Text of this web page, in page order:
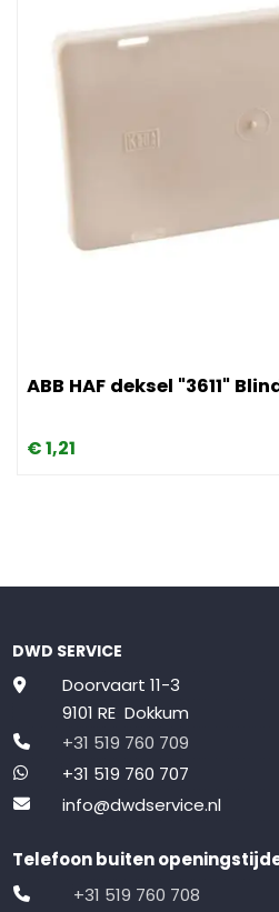
ABB HAF deksel "3611"
€1,21
DWD SERVICE
Doorvaart 11-3
9101 RE Dokkum
+31 519 760 709
+31 519 760 707
info@dwdservice.nl
Telefoon buiten
+31 519 760 708